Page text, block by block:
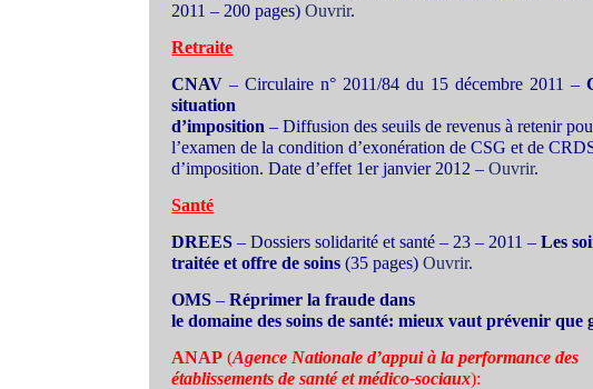
2011 – 200 pages)Ouvrir.
Retraite
CNAV – Circulaire n° 2011/84 du 15 décembre 2011 –
situation
d’imposition – Diffusion des seuils de revenus à retenir
l’examen de la condition d’exonération de CSG et de
d’imposition. Date d’effet 1er janvier 2012 –Ouvrir.
Santé
DREES – Dossiers solidarité et santé – 23 – 2011 –Les
traitée et offre de soins (35 pages)Ouvrir.
OMS –Réprimer la fraude dans
le domaine des soins de santé: mieux vaut prévenir que
ANAP (Agence Nationale d’appui à la performance des
établissements de santé et médico-sociaux):